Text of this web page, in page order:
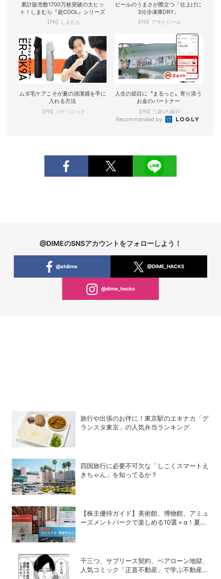
累計販売数1700万枚突破の大ヒッ
ト！しまむら『超COOL』シリーズ
【PR】しまむら
ビールのうまさが際立つ「仕上げに
3分冷凍庫DRY」
【PR】アサヒビール
ムダ毛ケアこそが夏の清潔感を手に
入れる方法
【PR】パナソニック
人生の節目に〝まるっと〟寄り添う
お金のパートナー
【PR】三菱UFJ銀行
Recommended by
@DIMEのSNSアカウントをフォローしよう！
@atdime @DIME_HACKS
@dime_hacks
旅行や出張のお伴に！東京駅のエキナカ「グ
ランスタ東京」の人気弁当ランキング
四国旅行に必要不可欠な「しこくスマートえ
きちゃん」を知ってるか？
【株主優待ガイド】美術館、博物館、アミュ
ーズメントパークで楽しめる10選＋α！夏休
千三つ、サブリース契約、ペアローン地獄、
人気コミック「正直不動産」で学ぶ不動産の